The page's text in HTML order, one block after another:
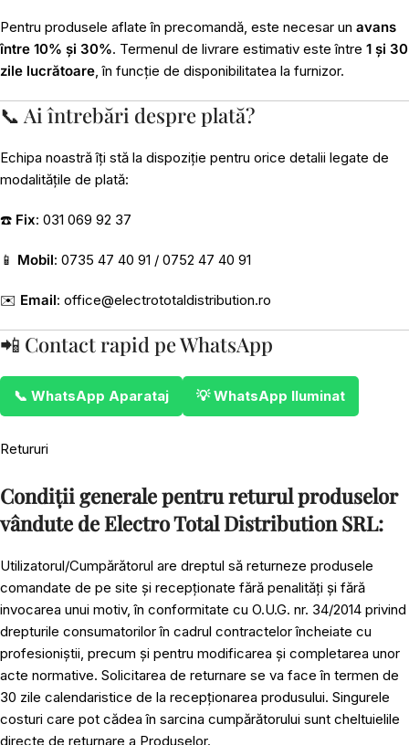
Pentru produsele aflate în precomandă, este necesar un avans
între 10% și 30%. Termenul de livrare estimativ este între 1 și 30
zile lucrătoare, în funcție de disponibilitatea la furnizor.
📞 Ai întrebări despre plată?
Echipa noastră îți stă la dispoziție pentru orice detalii legate de
modalitățile de plată:
☎️ Fix: 031 069 92 37
📱 Mobil: 0735 47 40 91 / 0752 47 40 91
✉️ Email: office@electrototaldistribution.ro
📲 Contact rapid pe WhatsApp
📞 WhatsApp Aparataj 💡 WhatsApp Iluminat
Retururi
Condiții generale pentru returul produselor
vândute de Electro Total Distribution SRL:
Utilizatorul/Cumpărătorul are dreptul să returneze produsele
comandate de pe site și recepționate fără penalități și fără
invocarea unui motiv, în conformitate cu O.U.G. nr. 34/2014 privind
drepturile consumatorilor în cadrul contractelor încheiate cu
profesioniștii, precum și pentru modificarea și completarea unor
acte normative. Solicitarea de returnare se va face în termen de
30 zile calendaristice de la recepționarea produsului. Singurele
costuri care pot cădea în sarcina cumpărătorului sunt cheltuielile
directe de returnare a Produselor.